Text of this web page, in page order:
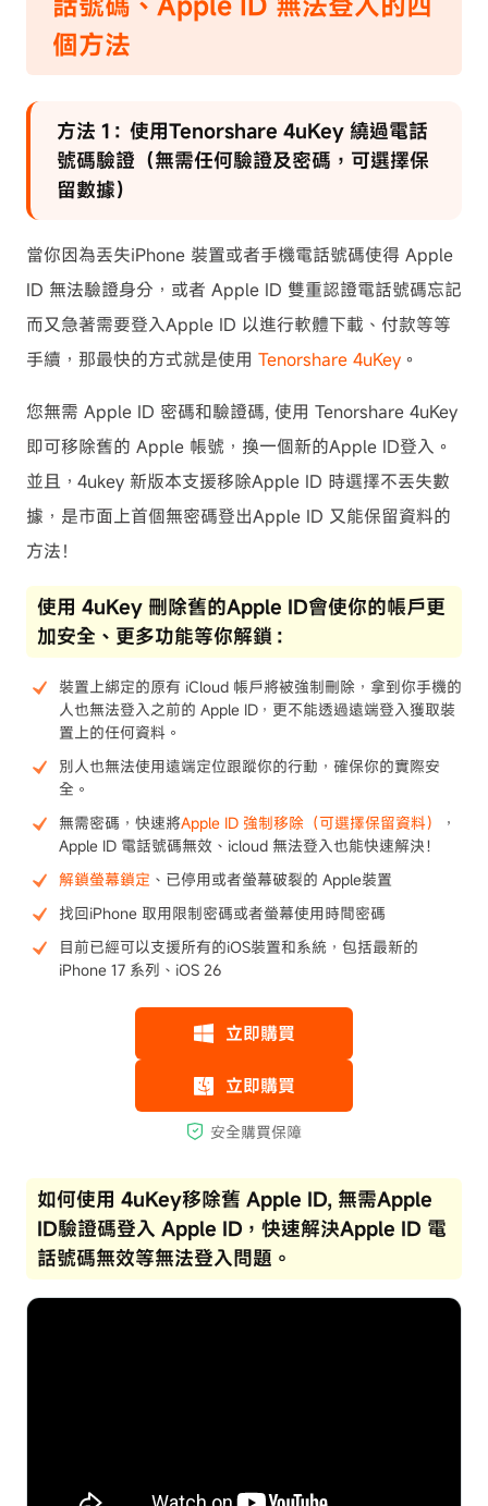
個方法
方法 1：使用Tenorshare 4uKey 繞過電話
號碼驗證（無需任何驗證及密碼，可選擇保
留數據）
當你因為丟失iPhone 裝置或者手機電話號碼使得 Apple
ID 無法驗證身分，或者 Apple ID 雙重認證電話號碼忘記
而又急著需要登入Apple ID 以進行軟體下載、付款等等
手續，那最快的方式就是使用 Tenorshare 4uKey 。
您無需 Apple ID 密碼和驗證碼, 使用 Tenorshare 4uKey
即可移除舊的 Apple 帳號，換一個新的Apple ID登入。
並且，4ukey 新版本支援移除Apple ID 時選擇不丟失數
據，是市面上首個無密碼登出Apple ID 又能保留資料的
方法！
使用 4uKey 刪除舊的Apple ID會使你的帳戶更
加安全、更多功能等你解鎖：
裝置上綁定的原有 iCloud 帳戶將被強制刪除，拿到你手機的
人也無法登入之前的 Apple ID，更不能透過遠端登入獲取裝
置上的任何資料。
別人也無法使用遠端定位跟蹤你的行動，確保你的實際安
全。
無需密碼，快速將Apple ID 強制移除（可選擇保留資料）
，
Apple ID 電話號碼無效、icloud 無法登入也能快速解決！
解鎖螢幕鎖定 、已停用或者螢幕破裂的 Apple裝置
找回iPhone 取用限制密碼或者螢幕使用時間密碼
目前已經可以支援所有的iOS裝置和系統，包括最新的
iPhone 17 系列、iOS 26
如何使用 4uKey移除舊 Apple ID, 無需Apple
ID驗證碼登入 Apple ID，快速解決Apple ID 電
話號碼無效等無法登入問題。